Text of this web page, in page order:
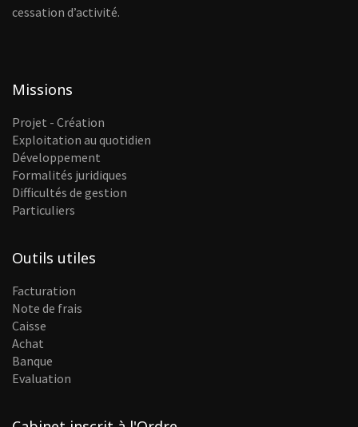
cessation d’activité.
Missions
Projet - Création
Exploitation au quotidien
Développement
Formalités juridiques
Difficultés de gestion
Particuliers
Outils utiles
Facturation
Note de frais
Caisse
Achat
Banque
Evaluation